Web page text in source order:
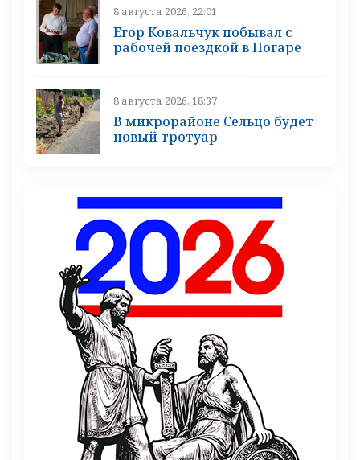
8 августа 2026, 22:01
Егор Ковальчук побывал с
рабочей поездкой в Погаре
8 августа 2026, 18:37
В микрорайоне Сельцо будет
новый тротуар